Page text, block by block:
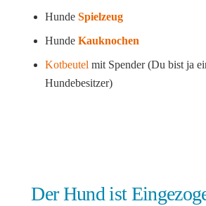
Hunde Spielzeug
Hunde Kauknochen
Kotbeutel mit Spender (Du bist ja
Hundebesitzer)
Der Hund ist